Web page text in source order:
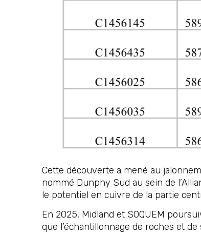
Cette découverte a mené au
nommé Dunphy Sud au sein de
le potentiel en cuivre de la partie
En 2025, Midland et SOQUEM
que l’échantillonnage de roches et